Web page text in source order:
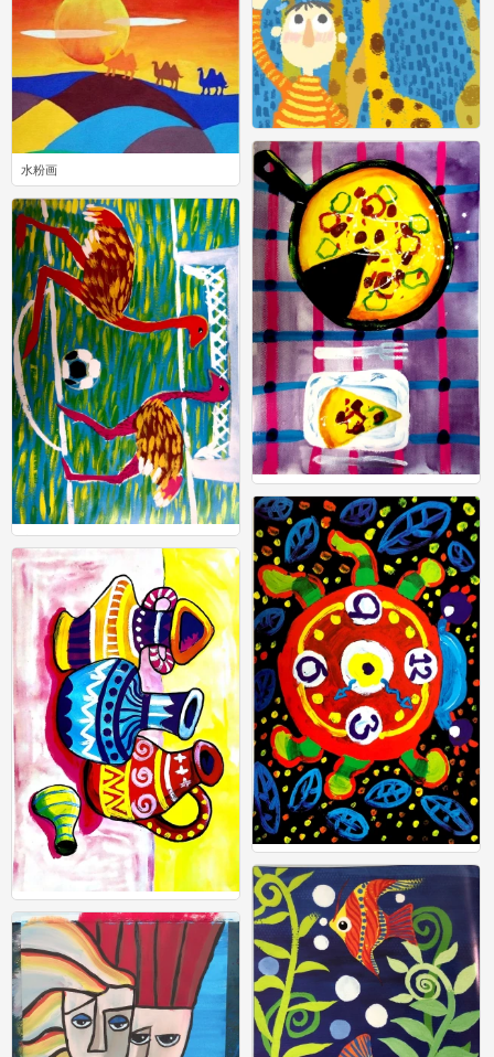
二
0
水粉画
2
水粉
0
0
0
水粉
0